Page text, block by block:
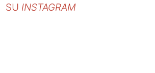
SU INSTAGRAM